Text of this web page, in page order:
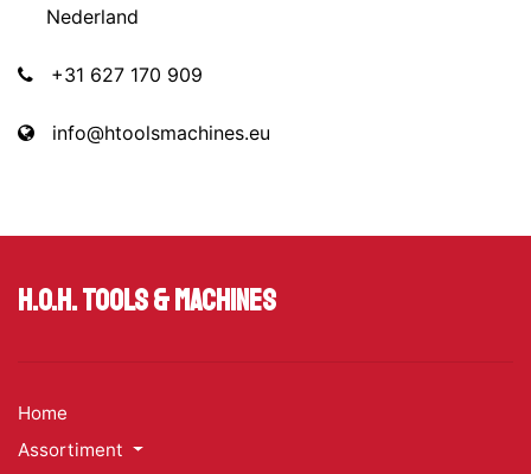
Nederland
+31 627 170 909
info@htoolsmachines.eu
H.O.H. Tools & Machines
Home
Assortiment